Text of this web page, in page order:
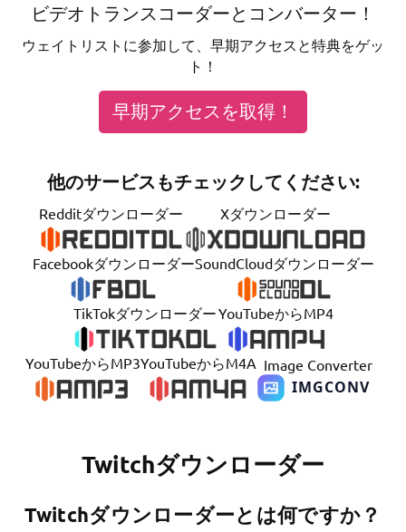
ビデオトランスコーダーとコンバーター！
ウェイトリストに参加して、早期アクセスと特典をゲッ
ト！
早期アクセスを取得！
他のサービスもチェックしてください:
Redditダウンローダー Xダウンローダー
FacebookダウンローダーSoundCloudダウンローダー
TikTokダウンローダーYouTubeからMP4
YouTubeからMP3YouTubeからM4A Image Converter
Twitchダウンローダー
Twitchダウンローダーとは何ですか？